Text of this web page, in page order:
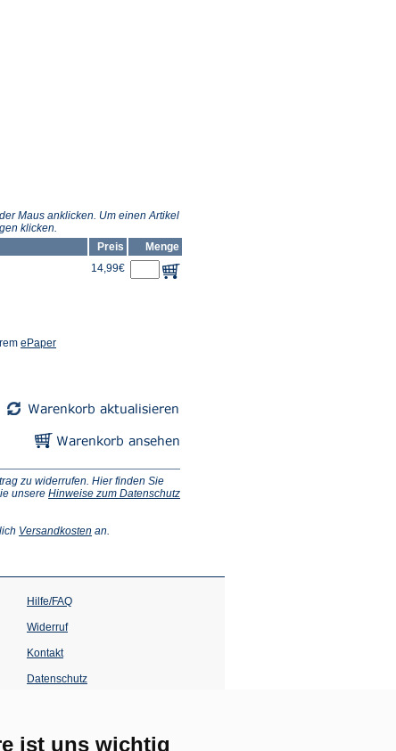
ist uns wichtig
Maus anklicken. Um einen Artikel
klicken.
Preis
Menge
ePaper(Öffnet
14,99€
zu widerrufen. Hier finden Sie
unsere Hinweise zum Datenschutz
Versandkosten (Öffnet
Tab)
an.
Hilfe/FAQ
Widerruf
Kontakt
Datenschutz